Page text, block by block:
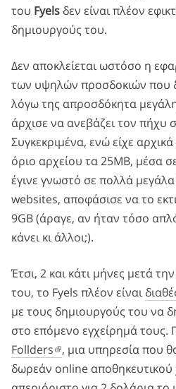
του Fyels δεν είναι πλέον
δημιουργούς του.
Δεν αποκλείεται ωστόσο η
των υψηλών προσδοκιών που
λόγω της απροσδόκητα
άρχισε να ανεβάζει τον
Συγκεκριμένα, ενώ είχε αρχικά
όριο αρχείου τα 25ΜΒ, μέσα
έγινε γνωστό σε πολλά
websites, αποφάσισε να το
9GB (άραγε, αν ήταν τόσο
κάνει κι άλλοι;).
Έτσι, 2 και κάτι μήνες μετά
του, το Fyels πλέον είναι
με τους δημιουργούς του να
στο επόμενο εγχείρημά τους.
Follders
, μια υπηρεσία που
δωρεάν οnline αποθηκευτικού